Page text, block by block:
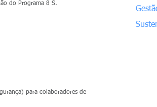
do Programa 8 S.
para colaboradores de